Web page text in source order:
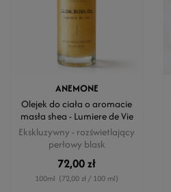
ANEMONE
Olejek do ciała o aromacie
masła shea - Lumiere de Vie
Ekskluzywny - rozświetlający
perłowy blask
72,00 zł
100ml (72,00 zł / 100 ml)